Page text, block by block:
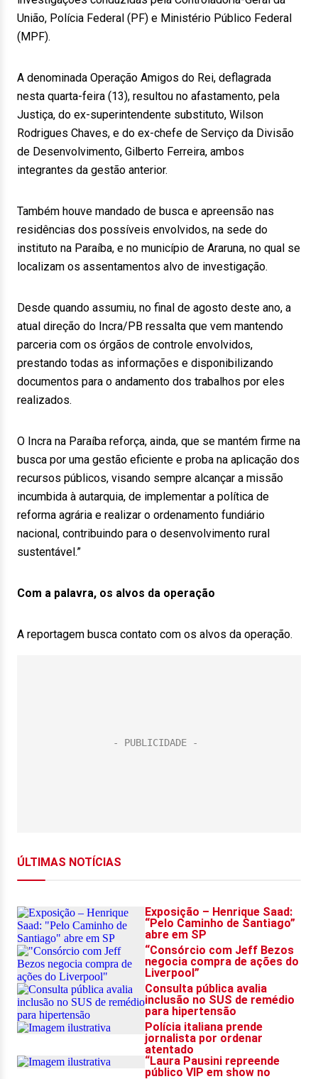
União, Polícia Federal (PF) e Ministério Público Federal
(MPF).
A denominada Operação Amigos do Rei, deflagrada
nesta quarta-feira (13), resultou no afastamento, pela
Justiça, do ex-superintendente substituto, Wilson
Rodrigues Chaves, e do ex-chefe de Serviço da Divisão
de Desenvolvimento, Gilberto Ferreira, ambos
integrantes da gestão anterior.
Também houve mandado de busca e apreensão nas
residências dos possíveis envolvidos, na sede do
instituto na Paraíba, e no município de Araruna, no qual se
localizam os assentamentos alvo de investigação.
Desde quando assumiu, no final de agosto deste ano, a
atual direção do Incra/PB ressalta que vem mantendo
parceria com os órgãos de controle envolvidos,
prestando todas as informações e disponibilizando
documentos para o andamento dos trabalhos por eles
realizados.
O Incra na Paraíba reforça, ainda, que se mantém firme na
busca por uma gestão eficiente e proba na aplicação dos
recursos públicos, visando sempre alcançar a missão
incumbida à autarquia, de implementar a política de
reforma agrária e realizar o ordenamento fundiário
nacional, contribuindo para o desenvolvimento rural
sustentável.”
Com a palavra, os alvos da operação
A reportagem busca contato com os alvos da operação.